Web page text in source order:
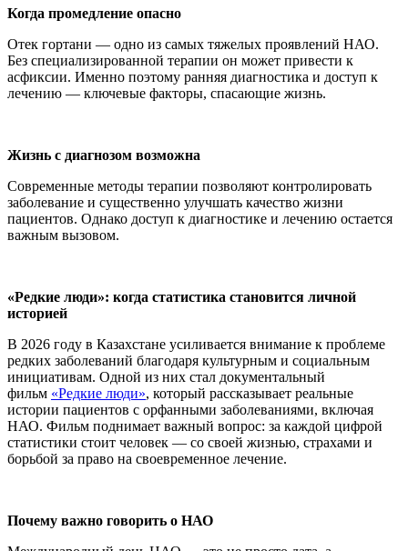
Когда промедление опасно
Отек гортани — одно из самых тяжелых проявлений НАО.
Без специализированной терапии он может привести к
асфиксии. Именно поэтому ранняя диагностика и доступ к
лечению — ключевые факторы, спасающие жизнь.
Жизнь с диагнозом возможна
Современные методы терапии позволяют контролировать
заболевание и существенно улучшать качество жизни
пациентов. Однако доступ к диагностике и лечению остается
важным вызовом.
«Редкие люди»: когда статистика становится личной
историей
В 2026 году в Казахстане усиливается внимание к проблеме
редких заболеваний благодаря культурным и социальным
инициативам. Одной из них стал документальный
фильм «Редкие люди», который рассказывает реальные
истории пациентов с орфанными заболеваниями, включая
НАО. Фильм поднимает важный вопрос: за каждой цифрой
статистики стоит человек — со своей жизнью, страхами и
борьбой за право на своевременное лечение.
Почему важно говорить о НАО